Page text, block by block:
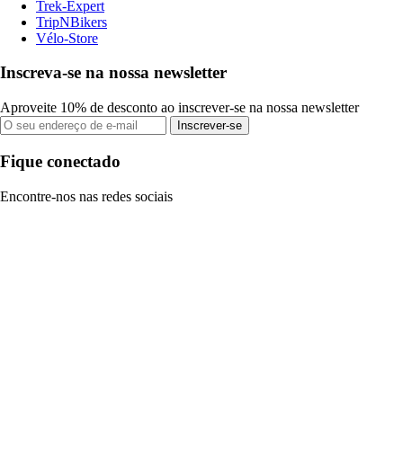
Trek-Expert
TripNBikers
Vélo-Store
Inscreva-se na nossa newsletter
Aproveite 10% de desconto ao inscrever-se na nossa newsletter
Inscrever-se
Fique conectado
Encontre-nos nas redes sociais